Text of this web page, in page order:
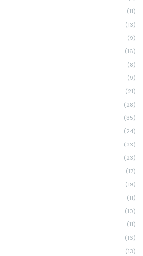
(11)
(13)
(9)
(16)
(8)
(9)
(21)
(28)
(35)
(24)
(23)
(23)
(17)
(19)
(11)
(10)
(11)
(16)
(13)